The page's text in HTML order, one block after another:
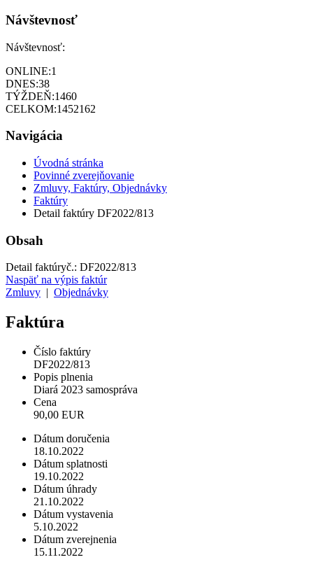
Návštevnosť
Návštevnosť:
ONLINE:1
DNES:38
TÝŽDEŇ:1460
CELKOM:1452162
Navigácia
Úvodná stránka
Povinné zverejňovanie
Zmluvy, Faktúry, Objednávky
Faktúry
Detail faktúry DF2022/813
Obsah
Detail faktúryč.: DF2022/813
Naspäť na výpis faktúr
Zmluvy
Objednávky
Faktúra
Číslo faktúry
DF2022/813
Popis plnenia
Diará 2023 samospráva
Cena
90,00 EUR
Dátum doručenia
18.10.2022
Dátum splatnosti
19.10.2022
Dátum úhrady
21.10.2022
Dátum vystavenia
5.10.2022
Dátum zverejnenia
15.11.2022